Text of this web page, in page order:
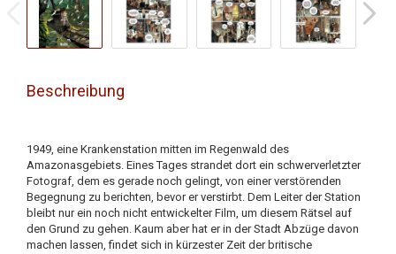
Beschreibung
1949, eine Krankenstation mitten im Regenwald des
Amazonasgebiets. Eines Tages strandet dort ein schwerverletzter
Fotograf, dem es gerade noch gelingt, von einer verstörenden
Begegnung zu berichten, bevor er verstirbt. Dem Leiter der Station
bleibt nur ein noch nicht entwickelter Film, um diesem Rätsel auf
den Grund zu gehen. Kaum aber hat er in der Stadt Abzüge davon
machen lassen, findet sich in kürzester Zeit der britische